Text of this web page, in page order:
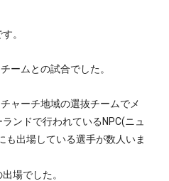
。
ームとの試合でした。
ャーチ地域の選抜チームでメ
ンドで行われているNPC(ニュ
も出場している選手が数人いま
場でした。